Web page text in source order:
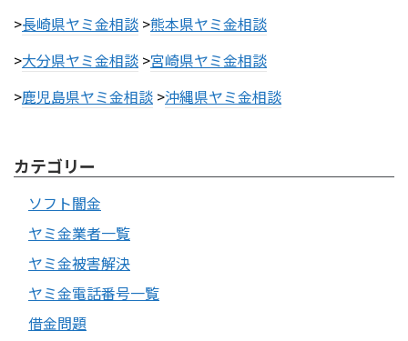
>長崎県ヤミ金相談 >熊本県ヤミ金相談
>大分県ヤミ金相談 >宮崎県ヤミ金相談
>鹿児島県ヤミ金相談 >沖縄県ヤミ金相談
カテゴリー
ソフト闇金
ヤミ金業者一覧
ヤミ金被害解決
ヤミ金電話番号一覧
借金問題